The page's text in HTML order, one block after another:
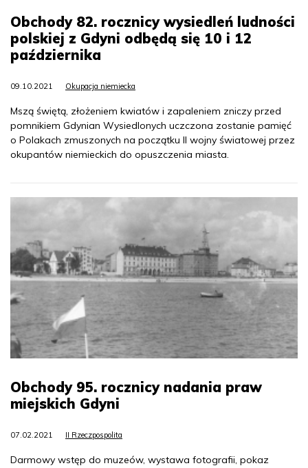
Obchody 82. rocznicy wysiedleń ludności
polskiej z Gdyni odbędą się 10 i 12
października
09.10.2021 Okupacja niemiecka
Mszą świętą, złożeniem kwiatów i zapaleniem zniczy przed
pomnikiem Gdynian Wysiedlonych uczczona zostanie pamięć
o Polakach zmuszonych na początku II wojny światowej przez
okupantów niemieckich do opuszczenia miasta.
Obchody 95. rocznicy nadania praw
miejskich Gdyni
07.02.2021 II Rzeczpospolita
Darmowy wstęp do muzeów, wystawa fotografii, pokaz